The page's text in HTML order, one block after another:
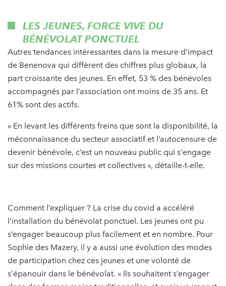
LES JEUNES, FORCE VIVE DU
BÉNÉVOLAT PONCTUEL
Autres tendances intéressantes dans la mesure d’impact
de Benenova qui diffèrent des chiffres plus globaux, la
part croissante des jeunes. En effet, 53 % des bénévoles
accompagnés par l’association ont moins de 35 ans. Et
61% sont des actifs.
« En levant les différents freins que sont la disponibilité, la
méconnaissance du secteur associatif et l’autocensure de
devenir bénévole, c’est un nouveau public qui s'engage
sur des missions courtes et collectives », détaille-t-elle.
Comment l’expliquer ? La crise du covid a accéléré
l’installation du bénévolat ponctuel. Les jeunes ont pu
s’engager beaucoup plus facilement et en nombre. Pour
Sophie des Mazery, il y a aussi une évolution des modes
de participation chez ces jeunes et une volonté de
s'épanouir dans le bénévolat. « Ils souhaitent s’engager